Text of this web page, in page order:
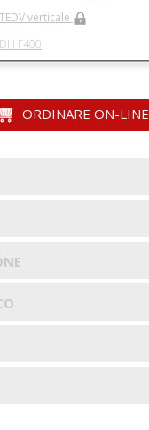
verticale
F400
ORDINARE ON-LINE